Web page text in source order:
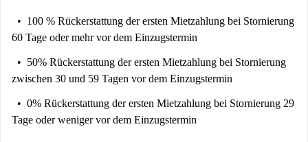
100 % Rückerstattung der ersten Mietzahlung bei Stornierung
60 Tage oder mehr vor dem Einzugstermin
50% Rückerstattung der ersten Mietzahlung bei Stornierung
zwischen 30 und 59 Tagen vor dem Einzugstermin
0% Rückerstattung der ersten Mietzahlung bei Stornierung 29
Tage oder weniger vor dem Einzugstermin